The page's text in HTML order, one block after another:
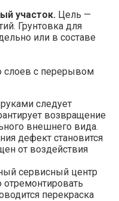
участок. Цель —
Грунтовка для
или в составе
слоев с перерывом
следует
возвращение
внешнего вида.
дефект становится
от воздействия
сервисный центр
отремонтировать
перекраска